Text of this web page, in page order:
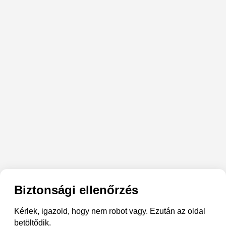
Biztonsági ellenőrzés
Kérlek, igazold, hogy nem robot vagy. Ezután az oldal
betöltődik.